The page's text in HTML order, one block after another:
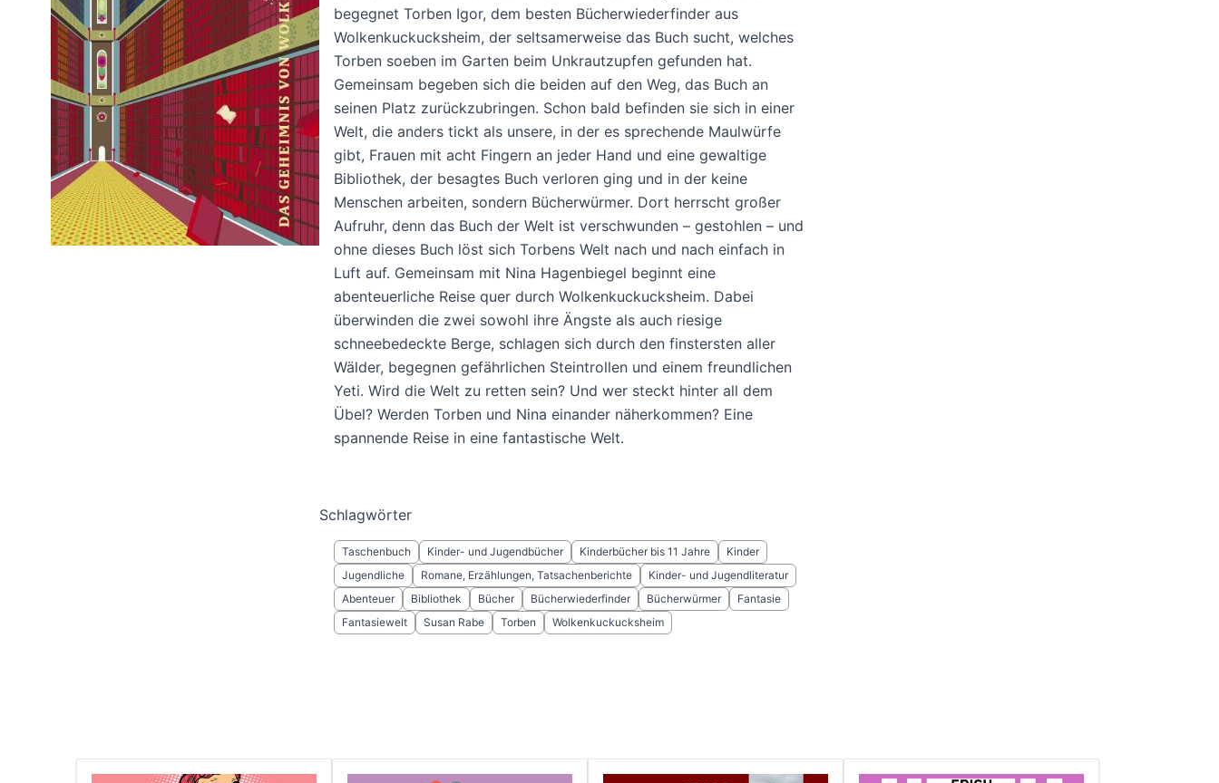
begegnet Torben Igor, dem besten Bücherwiederfinder aus
Wolkenkuckucksheim, der seltsamerweise das Buch sucht, welches
Torben soeben im Garten beim Unkrautzupfen gefunden hat.
Gemeinsam begeben sich die beiden auf den Weg, das Buch an
seinen Platz zurückzubringen. Schon bald befinden sie sich in einer
Welt, die anders tickt als unsere, in der es sprechende Maulwürfe
gibt, Frauen mit acht Fingern an jeder Hand und eine gewaltige
Bibliothek, der besagtes Buch verloren ging und in der keine
Menschen arbeiten, sondern Bücherwürmer. Dort herrscht großer
Aufruhr, denn das Buch der Welt ist verschwunden – gestohlen – und
ohne dieses Buch löst sich Torbens Welt nach und nach einfach in
Luft auf. Gemeinsam mit Nina Hagenbiegel beginnt eine
abenteuerliche Reise quer durch Wolkenkuckucksheim. Dabei
überwinden die zwei sowohl ihre Ängste als auch riesige
schneebedeckte Berge, schlagen sich durch den finstersten aller
Wälder, begegnen gefährlichen Steintrollen und einem freundlichen
Yeti. Wird die Welt zu retten sein? Und wer steckt hinter all dem
Übel? Werden Torben und Nina einander näherkommen? Eine
spannende Reise in eine fantastische Welt.
Schlagwörter
Taschenbuch Kinder- und Jugendbücher Kinderbücher bis 11 Jahre
Kinder
Jugendliche
Romane, Erzählungen, Tatsachenberichte
Kinder- und Jugendliteratur
Abenteuer
Bibliothek Bücher Bücherwiederfinder Bücherwürmer
Fantasie
Fantasiewelt
Susan Rabe Torben Wolkenkuckucksheim